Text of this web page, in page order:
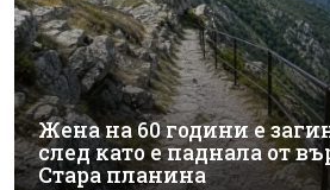
Жена на 60 години е
след като е паднала от
Стара планина